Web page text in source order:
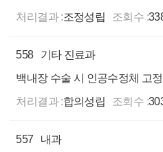
처리결과 :조정성립 조회수 :
558
기타 진료과
처리결과 :합의성립 조회수 :
557
내과